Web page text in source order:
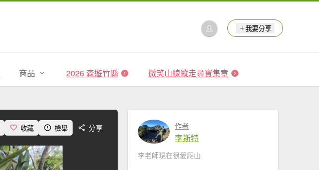
我要分享
商品 2026 森遊竹縣 微笑山線縱走尋寶集章
收藏 檢舉 分享 作者
李斯特
李老師現在很愛爬山